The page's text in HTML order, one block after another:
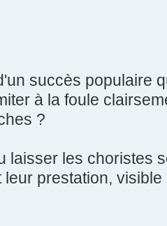
succès populaire
à la foule
?
laisser les choristes
prestation,